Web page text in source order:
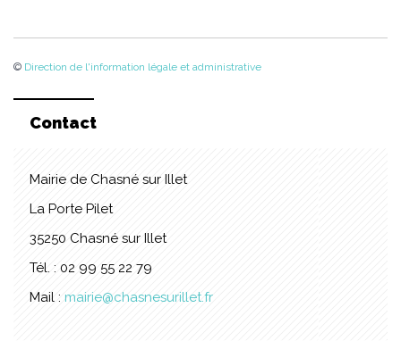
© Direction de l'information légale et administrative
Contact
Mairie de Chasné sur Illet
La Porte Pilet
35250 Chasné sur Illet
Tél. : 02 99 55 22 79
Mail : mairie@chasnesurillet.fr